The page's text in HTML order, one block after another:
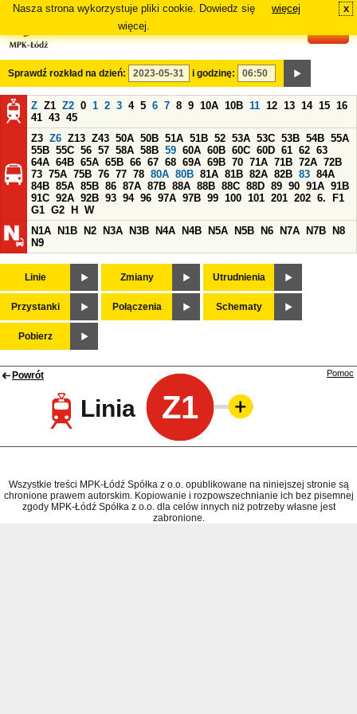
Nasza strona wykorzystuje pliki cookie. Dowiedz się
więcej.
więcej x
Sprawdź rozkład na dzień: i godzinę:
Z Z1 Z2 0 1 2 3 4 5 6 7 8 9 10A 10B 11 12 13 14 15 16
41 43 45
Z3 Z6 Z13 Z43 50A 50B 51A 51B 52 53A 53C 53B 54B 55A
55B 55C 56 57 58A 58B 59 60A 60B 60C 60D 61 62 63
64A 64B 65A 65B 66 67 68 69A 69B 70 71A 71B 72A 72B
73 75A 75B 76 77 78 80A 80B 81A 81B 82A 82B 83 84A
84B 85A 85B 86 87A 87B 88A 88B 88C 88D 89 90 91A 91B
91C 92A 92B 93 94 96 97A 97B 99 100 101 201 202 6.
F1
G1 G2 H
W
N1A
N1B N2 N3A N3B N4A N4B N5A N5B N6 N7A N7B
N8
N9
Linie Zmiany Utrudnienia
Przystanki Połączenia Schematy
Pobierz
Powrót
Linia Z1
Pomoc
Wszystkie treści MPK-Łódź Spółka z o.o. opublikowane na niniejszej stronie są
chronione prawem autorskim. Kopiowanie i rozpowszechnianie ich bez pisemnej
zgody MPK-Łódź Spółka z o.o. dla celów innych niż potrzeby własne jest
zabronione.